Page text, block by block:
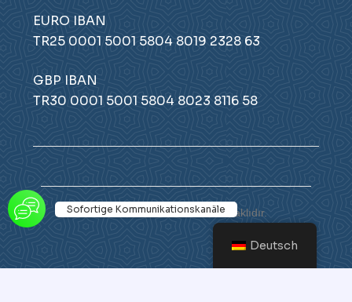
EURO IBAN
TR25 0001 5001 5804 8019 2328 63
GBP IBAN
TR30 0001 5001 5804 8023 8116 58
© 2026 Atamer. Tüm hakları saklıdır.
Sofortige Kommunikationskanäle
Deutsch